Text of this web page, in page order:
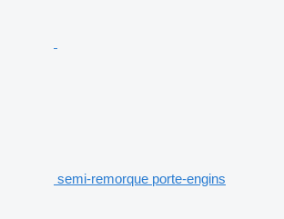
semi-remorque porte-engins